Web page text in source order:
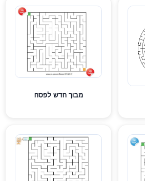
מבוך חדש לפסח